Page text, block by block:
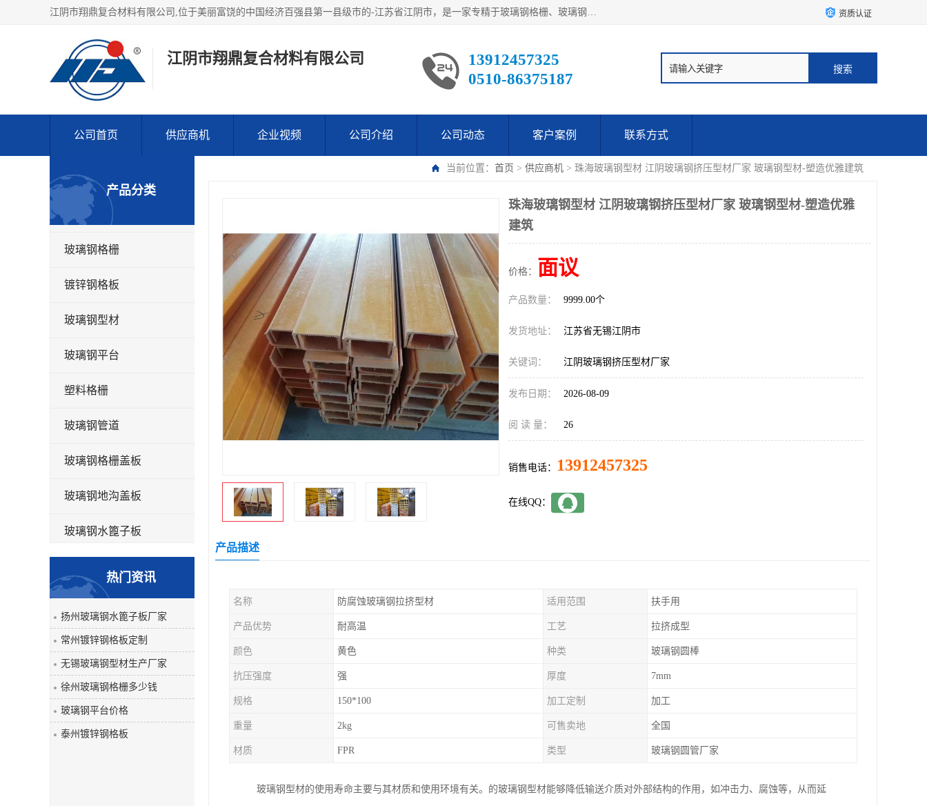
江阴市翔鼎复合材料有限公司,位于美丽富饶的中国经济百强县第一县级市的-江苏省江阴市，是一家专精于玻璃钢格栅、玻璃钢新材料,镀锌钢格板，机械设备生产制造及研发的科技型企业；公司产品已销往了世界多个国家和地区，公司人决心加倍努力愿与广大社会同仁精诚合作共创辉煌！ 资质认证
江阴市翔鼎复合材料有限公司
13912457325
0510-86375187
公司首页 供应商机 企业视频 公司介绍 公司动态 客户案例 联系方式
当前位置： 首页 > 供应商机 > 珠海玻璃钢型材 江阴玻璃钢挤压型材厂家 玻璃钢型材-塑造优雅建筑
产品分类
玻璃钢格栅
镀锌钢格板
玻璃钢型材
玻璃钢平台
塑料格栅
玻璃钢管道
玻璃钢格栅盖板
玻璃钢地沟盖板
玻璃钢水篦子板
玻璃钢平板
玻璃钢盖板
热门资讯
扬州玻璃钢水篦子板厂家
常州镀锌钢格板定制
无锡玻璃钢型材生产厂家
徐州玻璃钢格栅多少钱
玻璃钢平台价格
泰州镀锌钢格板
珠海玻璃钢型材 江阴玻璃钢挤压型材厂家 玻璃钢型材-塑造优雅
建筑
价格： 面议
产品数量： 9999.00个
发货地址： 江苏省无锡江阴市
关键词： 江阴玻璃钢挤压型材厂家
发布日期： 2026-08-09
阅 读 量： 26
销售电话： 13912457325
在线QQ：
产品描述
名称 防腐蚀玻璃钢拉挤型材 适用范围 扶手用
产品优势 耐高温 工艺 拉挤成型
颜色 黄色 种类 玻璃钢圆棒
抗压强度 强 厚度 7mm
规格 150*100 加工定制 加工
重量 2kg 可售卖地 全国
材质 FPR 类型 玻璃钢圆管厂家
玻璃钢型材的使用寿命主要与其材质和使用环境有关。的玻璃钢型材能够降低输送介质对外部结构的作用，如冲击力、腐蚀等，从而延